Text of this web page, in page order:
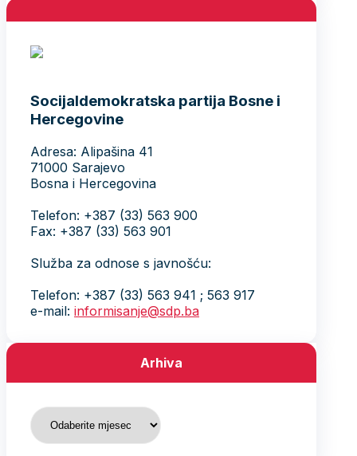
Socijaldemokratska partija Bosne i
Hercegovine
Adresa: Alipašina 41
71000 Sarajevo
Bosna i Hercegovina
Telefon: +387 (33) 563 900
Fax: +387 (33) 563 901
Služba za odnose s javnošću:
Telefon: +387 (33) 563 941 ; 563 917
e-mail: informisanje@sdp.ba
Arhiva
Arhiva